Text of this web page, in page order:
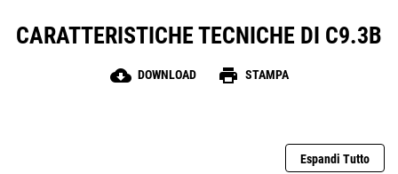
CARATTERISTICHE TECNICHE DI C9.3B
cloud_download DOWNLOAD print STAMPA
Espandi Tutto